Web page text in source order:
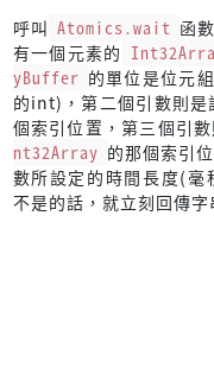
呼叫 Atomics.wait 函
有一個元素的
yBuffer 的單位是位元
的int)，第二個引數則是
個索引位置，第三個引
nt32Array 的那個索引
數所設定的時間長度(毫
不是的話，就立刻回傳字